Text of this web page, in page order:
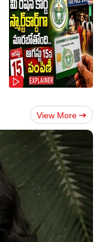
View More